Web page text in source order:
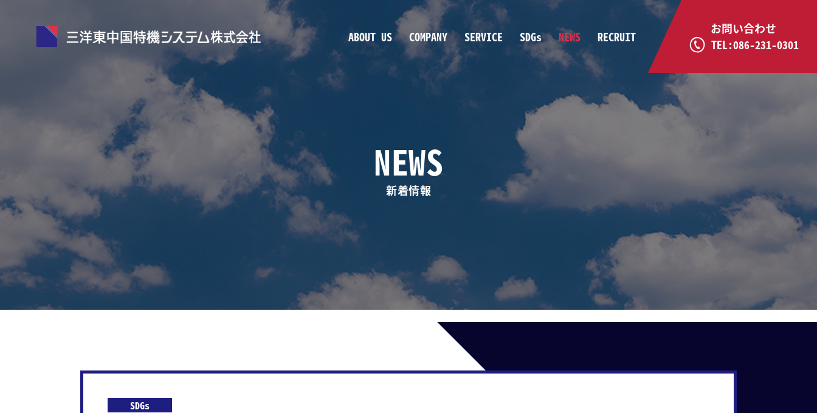
ABOUT US COMPANY SERVICE SDGs NEWS RECRUIT
お問い合わせ
TEL:086-231-0301
NEWS
新着情報
SDGs